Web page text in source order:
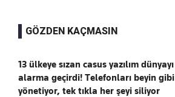
GÖZDEN KAÇMASIN
13 ülkeye sızan casus yazılım dünyayı
alarma geçirdi! Telefonları beyin gibi
yönetiyor, tek tıkla her şeyi siliyor